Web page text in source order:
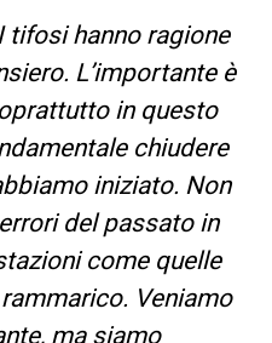
I tifosi hanno ragione
L’importante è
in questo
chiudere
iniziato. Non
del passato in
come quelle
Veniamo
ma siamo